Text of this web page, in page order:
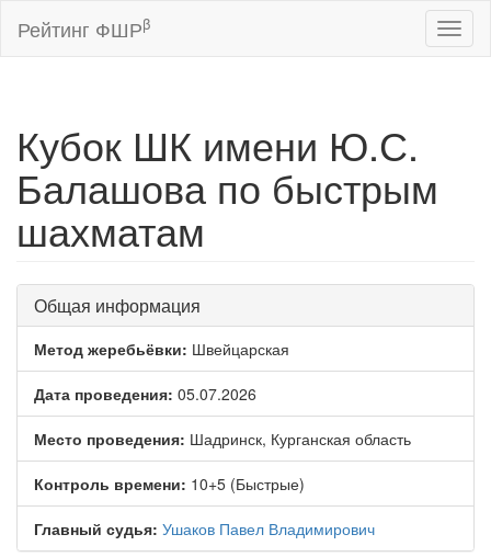
Рейтинг ФШРβ
Кубок ШК имени Ю.С.
Балашова по быстрым
шахматам
Общая информация
Метод жеребьёвки: Швейцарская
Дата проведения: 05.07.2026
Место проведения: Шадринск, Курганская область
Контроль времени: 10+5 (Быстрые)
Главный судья: Ушаков Павел Владимирович